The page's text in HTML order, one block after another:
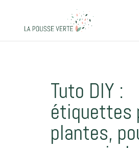
Tuto DIY :
étiquettes
plantes,